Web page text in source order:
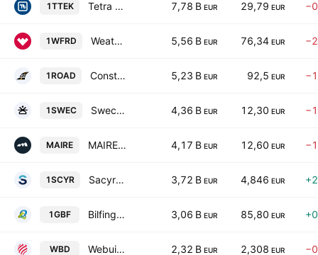
1TTEK Tetra Tech, Inc. 7,78 B EUR 29,79 EUR
1WFRD Weatherford International plc 5,56 B EUR 76,34 EUR
1ROAD Construction Partners, Inc. Class A 5,23 B EUR 92,5 EUR
1SWEC Sweco AB Class B 4,36 B EUR 12,30 EUR
MAIRE MAIRE S.p.A. 4,17 B EUR 12,60 EUR
1SCYR Sacyr SA 3,72 B EUR 4,846 EUR
1GBF Bilfinger SE 3,06 B EUR 85,80 EUR
WBD Webuild SpA 2,32 B EUR 2,308 EUR